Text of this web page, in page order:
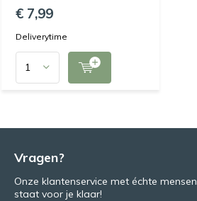
€ 7,99
Deliverytime
Vragen?
Onze klantenservice met échte mensen
staat voor je klaar!